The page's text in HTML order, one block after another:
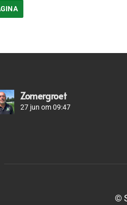
Zomergroet
27 jun om 09:47
©